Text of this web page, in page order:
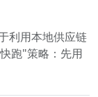
利用本地供应链
跑"策略：先用